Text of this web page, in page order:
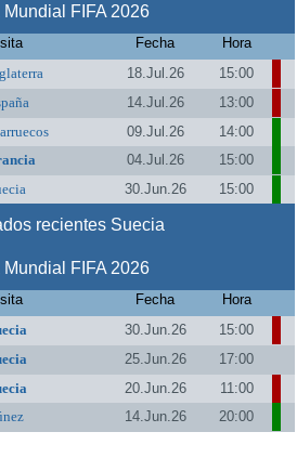
Mundial FIFA 2026
Fecha
Hora
18.Jul.26
15:00
14.Jul.26
13:00
09.Jul.26
14:00
04.Jul.26
15:00
30.Jun.26 15:00
recientes Suecia
Mundial FIFA 2026
Fecha
Hora
30.Jun.26
15:00
25.Jun.26
17:00
20.Jun.26
11:00
14.Jun.26 20:00